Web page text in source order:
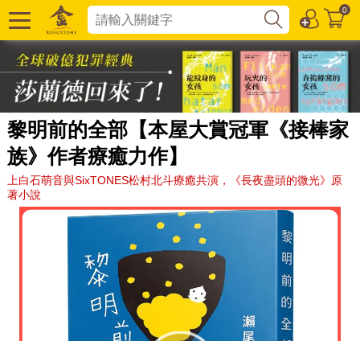
0
黎明前的全部【本屋大賞冠軍《接棒家
族》作者療癒力作】
上白石萌音與SixTONES松村北斗療癒共演，《長夜盡頭的微光》原
著小說